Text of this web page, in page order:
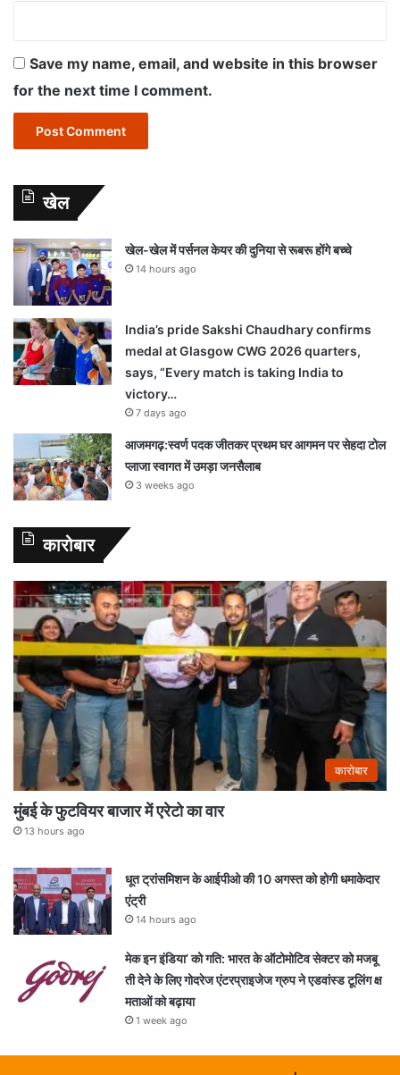
Save my name, email, and website in this browser
for the next time I comment.
खेल
खेल-खेल में पर्सनल केयर की दुनिया से रूबरू होंगे बच्चे
14 hours ago
India’s pride Sakshi Chaudhary confirms
medal at Glasgow CWG 2026 quarters,
says, “Every match is taking India to
victory…
7 days ago
आजमगढ़:स्वर्ण पदक जीतकर प्रथम घर आगमन पर सेहदा टोल
प्लाजा स्वागत में उमड़ा जनसैलाब
3 weeks ago
कारोबार
कारोबार
मुंबई के फुटवियर बाजार में एरेटो का वार
13 hours ago
धूत ट्रांसमिशन के आईपीओ की 10 अगस्त को होगी धमाकेदार
एंट्री
14 hours ago
मेक इन इंडिया’ को गति: भारत के ऑटोमोटिव सेक्टर को मजबू
ती देने के लिए गोदरेज एंटरप्राइजेज ग्रुप ने एडवांस्ड टूलिंग क्ष
मताओं को बढ़ाया
1 week ago